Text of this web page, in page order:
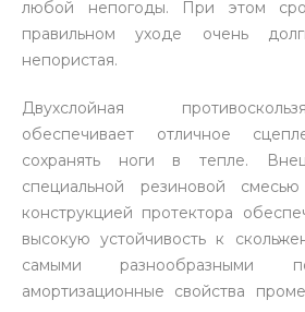
любой непогоды. При этом
правильном уходе очень
непористая.
Двухслойная
обеспечивает отличное
сохранять ноги в тепле.
специальной резиновой
конструкцией протектора
высокую устойчивость к
самыми разнообразными
амортизационные свойства